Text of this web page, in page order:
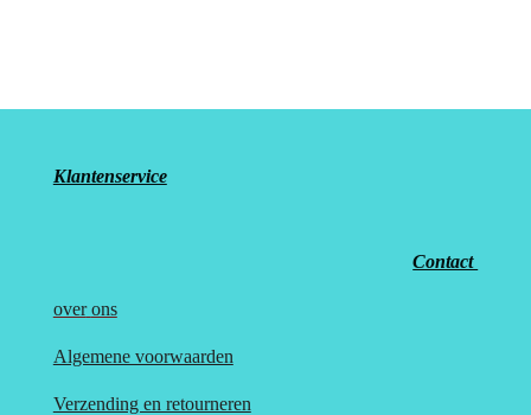
Klantenservice
Contact
over ons
Algemene voorwaarden
Verzending en retourneren